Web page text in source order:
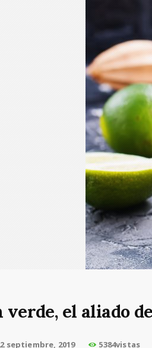
verde, el aliado
septiembre, 2019 5384vistas